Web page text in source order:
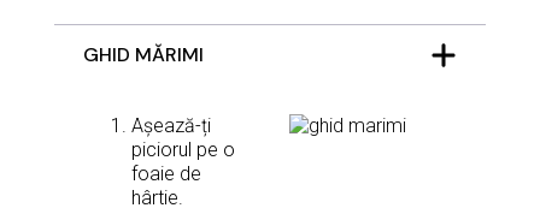
GHID MĂRIMI
Așează-ți
piciorul pe o
foaie de
hârtie.